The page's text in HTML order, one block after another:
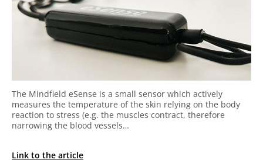
The Mindfield eSense is a small sensor which actively
measures the temperature of the skin relying on the body
reaction to stress (e.g. the muscles contract, therefore
narrowing the blood vessels…
Link to the article